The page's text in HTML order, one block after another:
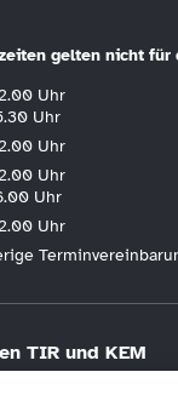
gelten nicht für
Uhr
Uhr
Uhr
Uhr
Uhr
Uhr
TIR und KEM
Online-